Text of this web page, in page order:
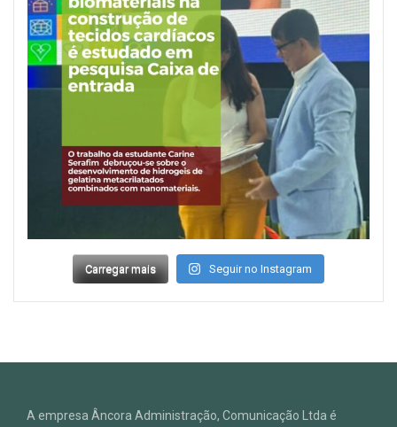
Carregar mais Seguir no Instagram
A empresa Âncora Administração, Comunicação Ltda é